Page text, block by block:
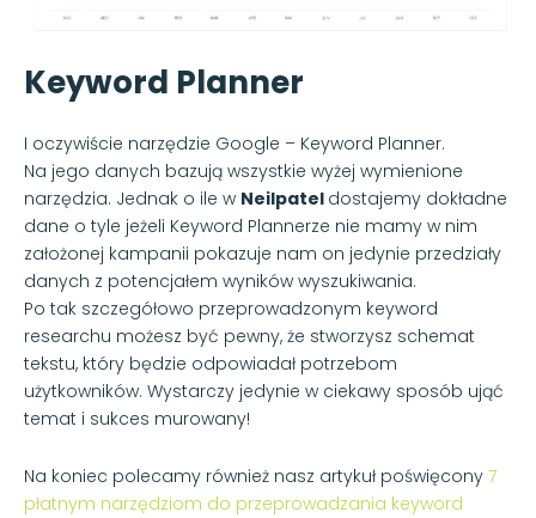
Keyword Planner
I oczywiście narzędzie Google – Keyword Planner.
Na jego danych bazują wszystkie wyżej wymienione
narzędzia. Jednak o ile w Neilpatel dostajemy dokładne
dane o tyle jeżeli Keyword Plannerze nie mamy w nim
założonej kampanii pokazuje nam on jedynie przedziały
danych z potencjałem wyników wyszukiwania.
Po tak szczegółowo przeprowadzonym keyword
researchu możesz być pewny, że stworzysz schemat
tekstu, który będzie odpowiadał potrzebom
użytkowników. Wystarczy jedynie w ciekawy sposób ująć
temat i sukces murowany!
Na koniec polecamy również nasz artykuł poświęcony 7
płatnym narzędziom do przeprowadzania keyword